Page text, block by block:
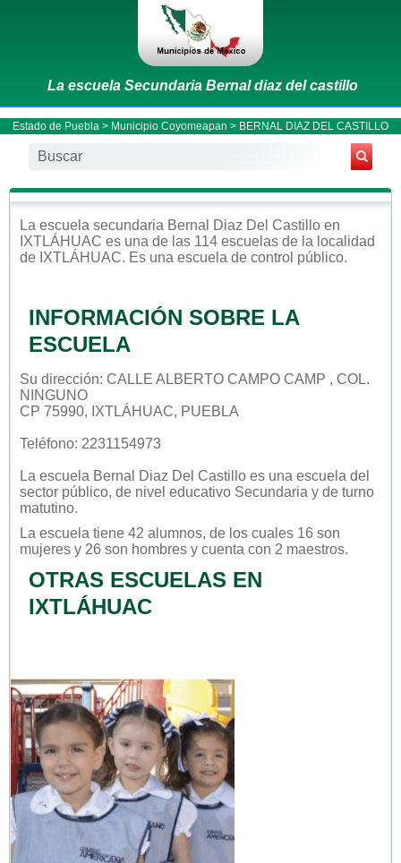
La escuela Secundaria Bernal diaz del castillo
Estado de Puebla > Municipio Coyomeapan > BERNAL DIAZ DEL CASTILLO
La escuela secundaria Bernal Diaz Del Castillo en
IXTLÁHUAC es una de las 114 escuelas de la localidad
de IXTLÁHUAC. Es una escuela de control público.
INFORMACIÓN SOBRE LA
ESCUELA
Su dirección: CALLE ALBERTO CAMPO CAMP , COL.
NINGUNO
CP 75990, IXTLÁHUAC, PUEBLA
Teléfono: 2231154973
La escuela Bernal Diaz Del Castillo es una escuela del
sector público, de nivel educativo Secundaria y de turno
matutino.
La escuela tiene 42 alumnos, de los cuales 16 son
mujeres y 26 son hombres y cuenta con 2 maestros.
OTRAS ESCUELAS EN
IXTLÁHUAC